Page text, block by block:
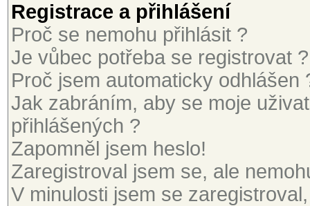
Registrace a přihlášení
Proč se nemohu přihlásit ?
Je vůbec potřeba se registrovat ?
Proč jsem automaticky odhlášen
Jak zabráním, aby se moje
přihlášených ?
Zapomněl jsem heslo!
Zaregistroval jsem se, ale
V minulosti jsem se